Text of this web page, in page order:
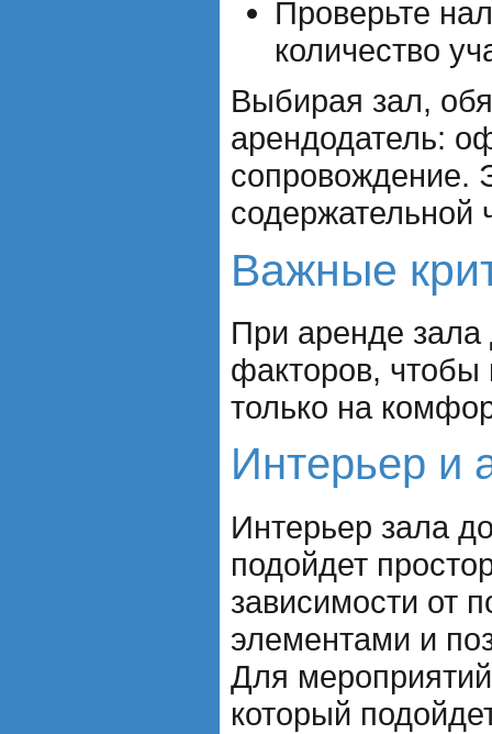
Проверьте
количество
Выбирая зал,
арендодатель:
сопровождение.
содержательной
Важные
При аренде
факторов,
только на
Интерьер и
Интерьер зала
подойдет
зависимости от
элементами и
Для
который